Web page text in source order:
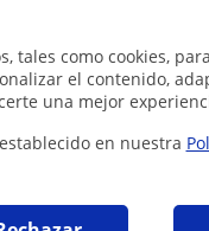
tales como cookies,
el contenido,
una mejor
en nuestra